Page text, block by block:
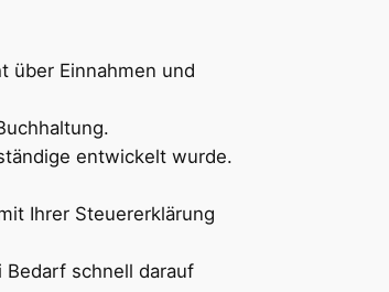
über Einnahmen und
entwickelt wurde.
Ihrer Steuererklärung
Bedarf schnell darauf